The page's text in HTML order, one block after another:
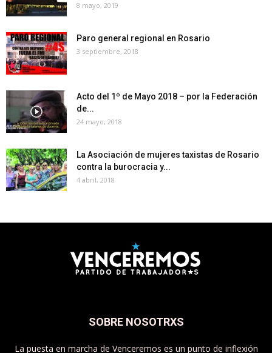
8 mayo, 2019
Paro general regional en Rosario
3 septiembre, 2018
Acto del 1º de Mayo 2018 – por la Federación
de...
24 mayo, 2018
La Asociación de mujeres taxistas de Rosario
contra la burocracia y...
4 abril, 2018
SOBRE NOSOTRXS
La puesta en marcha de Venceremos es un punto de inflexión